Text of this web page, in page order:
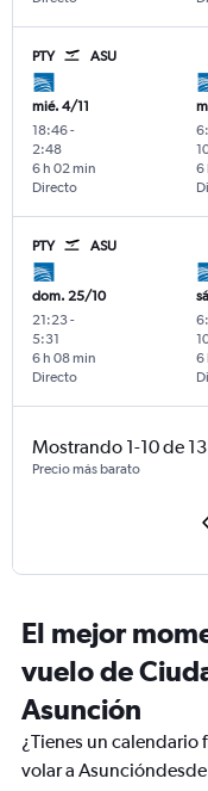
PTY ASU
mié. 4/11
18:46-
2:48
Directo
6 h 02 min 6
PTY ASU
dom. 25/10
21:23-
5:31
Directo
6 h 08 min 6
Mostrando 1-10 de
Precio más barato
El mejor
vuelo de
Asunción
¿Tienes un calendario
volar a